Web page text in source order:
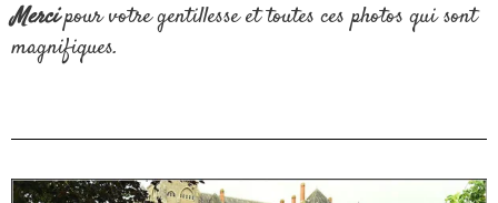
Merci pour votre gentillesse et toutes ces photos qui sont
magnifiques.